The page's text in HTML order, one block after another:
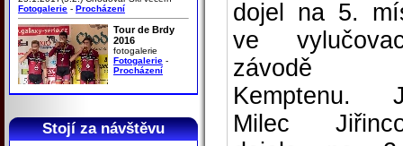
Fotogalerie - Procházení
Tour de Brdy
2016
fotogalerie
Fotogalerie -
Procházení
Stojí za návštěvu
dojel na 5.
ve
závodě
Kemptenu.
Milec